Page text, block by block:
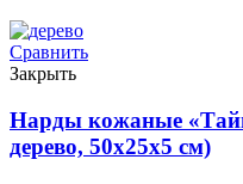
Сравнить
Закрыть
Нарды кожаные
дерево, 50х25х5 см)